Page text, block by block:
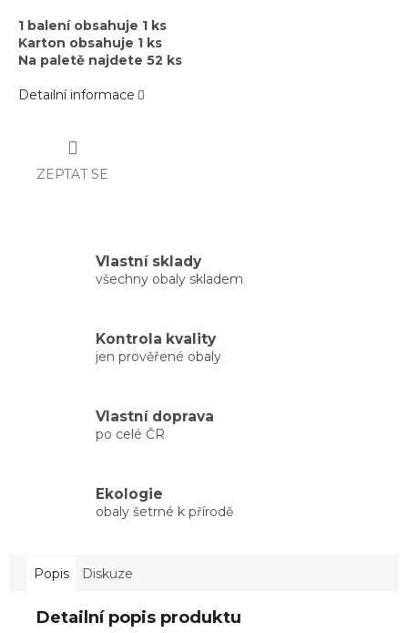
1 balení obsahuje 1 ks
Karton obsahuje 1 ks
Na paletě najdete 52 ks
Detailní informace
ZEPTAT SE
Vlastní sklady
všechny obaly skladem
Kontrola kvality
jen prověřené obaly
Vlastní doprava
po celé ČR
Ekologie
obaly šetrné k přírodě
Popis Diskuze
Detailní popis produktu